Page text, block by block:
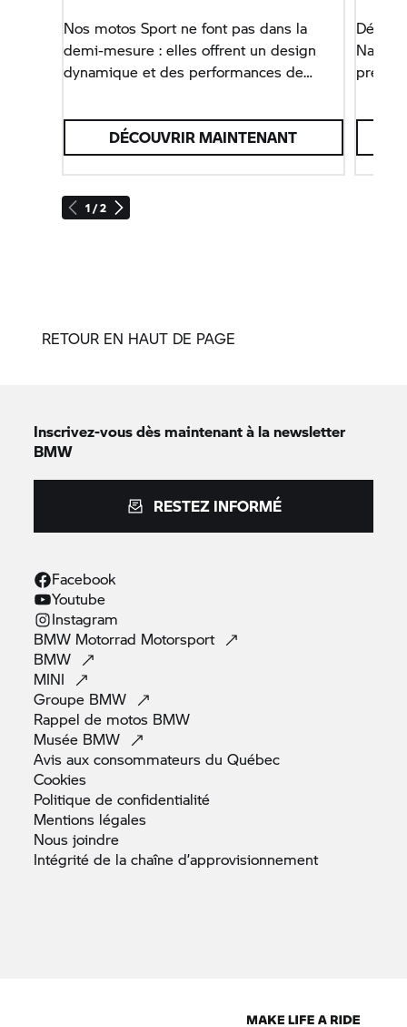
1 / 2
Nos motos Sport ne font pas dans la
demi-mesure : elles offrent un design
dynamique et des performances de
DÉCOUVRIR MAINTENANT
Naked
RETOUR EN HAUT DE PAGE
Inscrivez-vous dès maintenant à la newsletter
BMW
RESTEZ INFORMÉ
Facebook
Youtube
Instagram
BMW Motorrad Motorsport
BMW
MINI
Groupe BMW
Rappel de motos BMW
Musée BMW
Avis aux consommateurs duQuébec
Cookies
Politique deconfidentialité
Mentions légales
Nousjoindre
Intégrité de la chaîned’approvisionnement